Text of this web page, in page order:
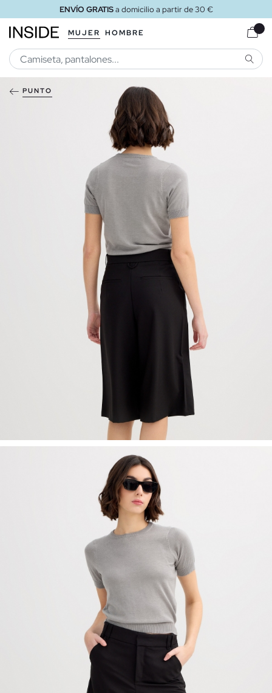
ENVÍO GRATISa domicilio a partir de 30 €
MUJER HOMBRE
PUNTO